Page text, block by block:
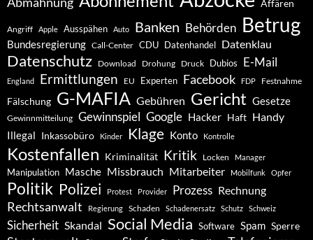
Affären
Angriff Apple Ausspähen Auto Banken Behörden Betrug
Bundesregierung Call-Center CDU Datenhandel Datenklau
Datenschutz Download Drohung Druck Dubios E-Mail
England Ermittlungen EU Experten Facebook FDP Festnahme
Fälschung G-MAFIA Gebühren Gericht Gesetze
Gewinnmitteilung Gewinnspiel Google Hacker Haft Handy
Illegal Inkassobüro Kinder Klage Konto Kontrolle
Kostenfallen Kriminalität Kritik Locken Manager
Manipulation Masche Missbrauch Mitarbeiter Mobilfunk Opfer
Politik Polizei Protest Provider Prozess Rechnung
Rechtsanwalt Regierung Schaden Schadenersatz Schutz Schweiz
Sicherheit Skandal Social Media Software Spam Sperre